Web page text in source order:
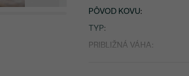
PÔVOD KOVU:
TYP:
PRIBLIŽNÁ VÁHA: